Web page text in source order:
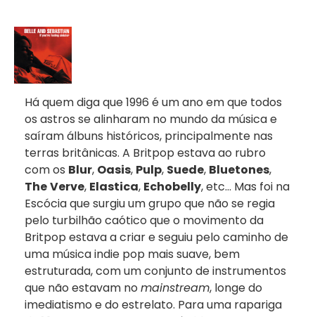
Há quem diga que 1996 é um ano em que todos
os astros se alinharam no mundo da música e
saíram álbuns históricos, principalmente nas
terras britânicas. A Britpop estava ao rubro
com os Blur, Oasis, Pulp, Suede, Bluetones,
TheVerve, Elastica, Echobelly, etc… Mas foi na
Escócia que surgiu um grupo que não se regia
pelo turbilhão caótico que o movimento da
Britpop estava a criar e seguiu pelo caminho de
uma música indie pop mais suave, bem
estruturada, com um conjunto de instrumentos
que não estavam no mainstream, longe do
imediatismo e do estrelato. Para uma rapariga